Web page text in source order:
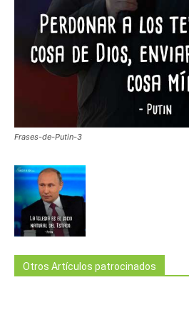
Frases-de-Putin-3
Otros Artículos patrocinados